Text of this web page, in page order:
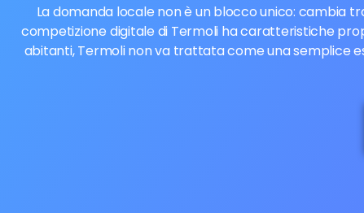
La domanda locale non è un blocco unico: cambia
competizione digitale di Termoli ha caratteristiche
abitanti, Termoli non va trattata come una semplice